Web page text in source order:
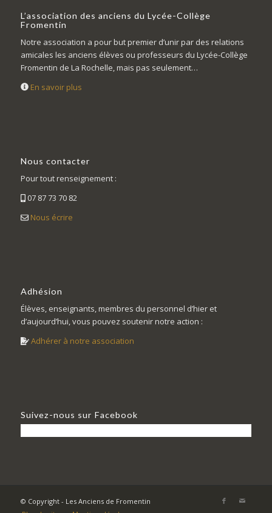
L’association des anciens du Lycée-Collège
Fromentin
Notre association a pour but premier d’unir par des relations
amicales les anciens élèves ou professeurs du Lycée-Collège
Fromentin de La Rochelle, mais pas seulement…
En savoir plus
Nous contacter
Pour tout renseignement :
07 87 73 70 82
Nous écrire
Adhésion
Élèves, enseignants, membres du personnel d’hier et
d’aujourd’hui, vous pouvez soutenir notre action :
Adhérer à notre association
Suivez-nous sur Facebook
© Copyright - Les Anciens de Fromentin